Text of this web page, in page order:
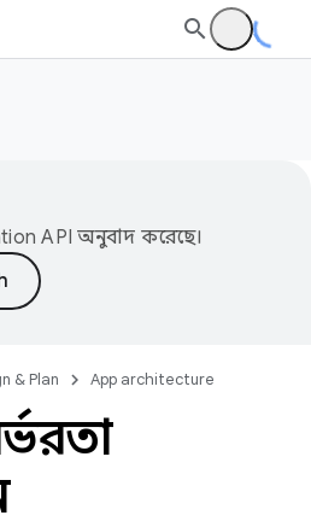
API অনুবাদ করেছে।
& Plan App architecture